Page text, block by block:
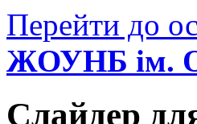
Перейти до
ЖОУНБ ім.
Слайдер